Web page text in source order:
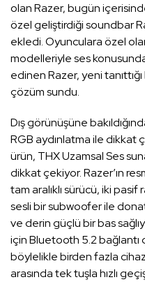
olan Razer, bugün
özel geliştirdiği soundbar
ekledi. Oyunculara özel
modelleriyle ses
edinen Razer, yeni
çözüm sundu.
Dış görünüşüne
RGB aydınlatma ile dikkat
ürün, THX Uzamsal Ses
dikkat çekiyor. Razer’ın
tam aralıklı sürücü, iki
sesli bir subwoofer ile
ve derin güçlü bir bas
için Bluetooth 5.2
böylelikle birden fazla
arasında tek tuşla hızlı